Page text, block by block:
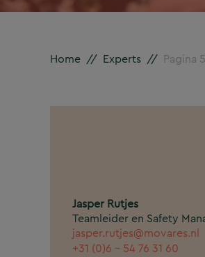
Home // Experts // Pagina 5
Jasper Rutjes
Teamleider en Safety
jasper.rutjes@movares.nl
+31 (0)6 - 54 76 31 60